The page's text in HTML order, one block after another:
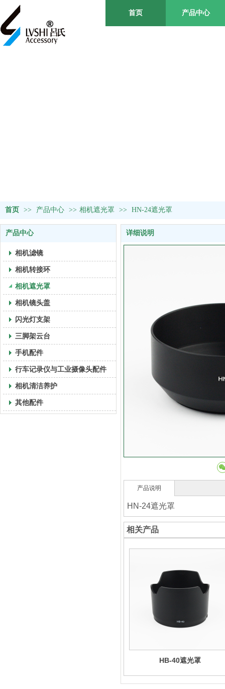
首页 产品中心
首页 >> 产品中心 >> 相机遮光罩 >> HN-24遮光罩
产品中心
相机滤镜
相机转接环
相机遮光罩
相机镜头盖
闪光灯支架
三脚架云台
手机配件
行车记录仪与工业摄像头配件
相机清洁养护
其他配件
详细说明
产品说明
HN-24遮光罩
相关产品
HB-40遮光罩